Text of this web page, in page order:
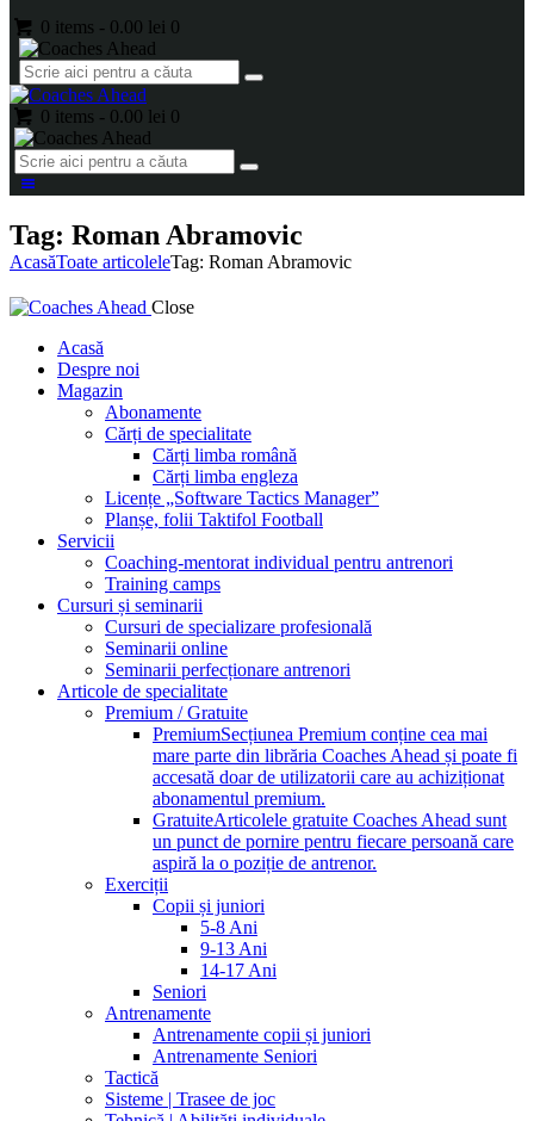
0 items - 0.00 lei 0
0 items - 0.00 lei 0
Tag: Roman Abramovic
AcasăToate articoleleTag: Roman Abramovic
Close
Acasă
Despre noi
Magazin
Abonamente
Cărți de specialitate
Cărți limba română
Cărți limba engleza
Licențe „Software Tactics Manager”
Planșe, folii Taktifol Football
Servicii
Coaching-mentorat individual pentru antrenori
Training camps
Cursuri și seminarii
Cursuri de specializare profesională
Seminarii online
Seminarii perfecționare antrenori
Articole de specialitate
Premium / Gratuite
PremiumSecțiunea Premium conține cea mai
mare parte din librăria Coaches Ahead și poate fi
accesată doar de utilizatorii care au achiziționat
abonamentul premium.
GratuiteArticolele gratuite Coaches Ahead sunt
un punct de pornire pentru fiecare persoană care
aspiră la o poziție de antrenor.
Exerciții
Copii și juniori
5-8 Ani
9-13 Ani
14-17 Ani
Seniori
Antrenamente
Antrenamente copii și juniori
Antrenamente Seniori
Tactică
Sisteme | Trasee de joc